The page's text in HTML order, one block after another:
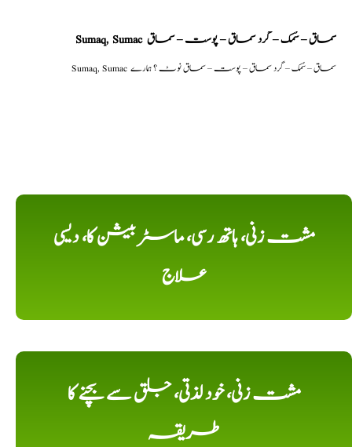
Sumaq, Sumac سماق – سُمک – گرد سماق – پوست – سماق
Sumaq, Sumac سماق – سُمک – گرد سماق – پوست – سماق نوٹ ؟ ہمارے
مشت زنی، ہاتھ رسی، ماسٹر بیشن کا، دیسی
علاج
مشت زنی، خود لذتی، جلق سے بچنے کا
طریقہ